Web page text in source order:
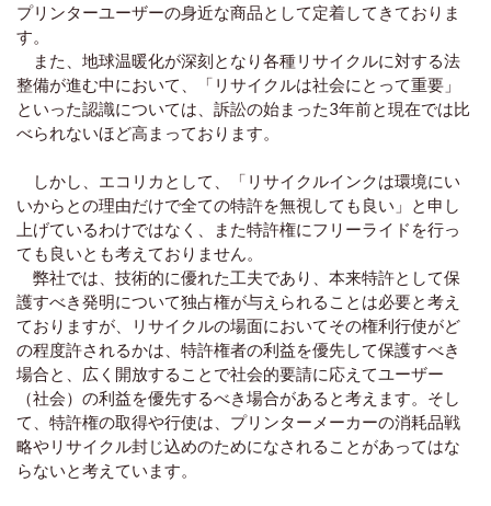
プリンターユーザーの身近な商品として定着してきておりま
す。
また、地球温暖化が深刻となり各種リサイクルに対する法
整備が進む中において、「リサイクルは社会にとって重要」
といった認識については、訴訟の始まった3年前と現在では比
べられないほど高まっております。
しかし、エコリカとして、「リサイクルインクは環境にい
いからとの理由だけで全ての特許を無視しても良い」と申し
上げているわけではなく、また特許権にフリーライドを行っ
ても良いとも考えておりません。
弊社では、技術的に優れた工夫であり、本来特許として保
護すべき発明について独占権が与えられることは必要と考え
ておりますが、リサイクルの場面においてその権利行使がど
の程度許されるかは、特許権者の利益を優先して保護すべき
場合と、広く開放することで社会的要請に応えてユーザー
（社会）の利益を優先するべき場合があると考えます。そし
て、特許権の取得や行使は、プリンターメーカーの消耗品戦
略やリサイクル封じ込めのためになされることがあってはな
らないと考えています。